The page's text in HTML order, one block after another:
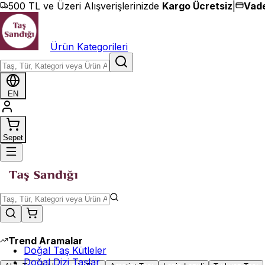
İçeriğe geç
500 TL ve Üzeri Alışverişlerinizde Kargo Ücretsiz
Ürün Kategorileri
EN
Sepet
Trend Aramalar
Doğal Taş Kütleler
Doğal Dizi Taşlar